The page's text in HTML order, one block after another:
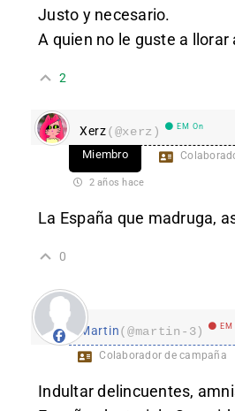
Justo y necesario.
A quien no le guste a llorar
2
Xerz(@xerz) EM On
Miembro
2 años hace
La España que madruga,
0
Martin(@martin-3)
Colaborador de campaña
Indultar delincuentes,